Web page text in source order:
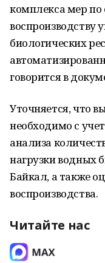
комплекса мер
воспроизводству
биологических
говорится в
Уточняется, что
необходимо с
анализа
нагрузки водных
Байкал, а также
воспроизводства.
Читайте нас